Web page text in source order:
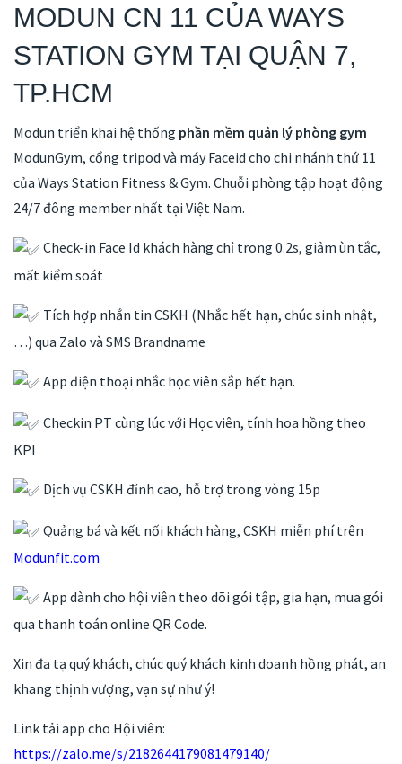
MODUN CN 11 CỦA WAYS
STATION GYM TẠI QUẬN 7,
TP.HCM
Modun triển khai hệ thống phần mềm quản lý phòng gym
ModunGym, cổng tripod và máy Faceid cho chi nhánh thứ 11
của Ways Station Fitness & Gym. Chuỗi phòng tập hoạt động
24/7 đông member nhất tại Việt Nam.
Check-in Face Id khách hàng chỉ trong 0.2s, giảm ùn tắc,
mất kiểm soát
Tích hợp nhắn tin CSKH (Nhắc hết hạn, chúc sinh nhật,
…) qua Zalo và SMS Brandname
App điện thoại nhắc học viên sắp hết hạn.
Checkin PT cùng lúc với Học viên, tính hoa hồng theo
KPI
Dịch vụ CSKH đỉnh cao, hỗ trợ trong vòng 15p
Quảng bá và kết nối khách hàng, CSKH miễn phí trên
Modunfit.com
App dành cho hội viên theo dõi gói tập, gia hạn, mua gói
qua thanh toán online QR Code.
Xin đa tạ quý khách, chúc quý khách kinh doanh hồng phát, an
khang thịnh vượng, vạn sự như ý!
Link tải app cho Hội viên:
https://zalo.me/s/2182644179081479140/